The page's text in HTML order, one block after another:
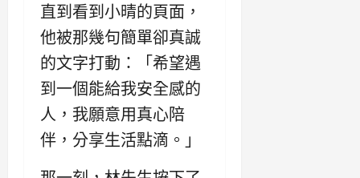
直到看到小晴的頁面，
他被那幾句簡單卻真誠
的文字打動：「希望遇
到一個能給我安全感的
人，我願意用真心陪
伴，分享生活點滴。」